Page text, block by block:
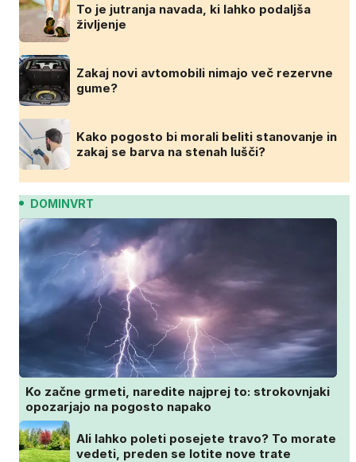
To je jutranja navada, ki lahko podaljša
življenje
Zakaj novi avtomobili nimajo več rezervne
gume?
Kako pogosto bi morali beliti stanovanje in
zakaj se barva na stenah lušči?
DOMINVRT
Ko začne grmeti, naredite najprej to: strokovnjaki
opozarjajo na pogosto napako
Ali lahko poleti posejete travo? To morate
vedeti, preden se lotite nove trate